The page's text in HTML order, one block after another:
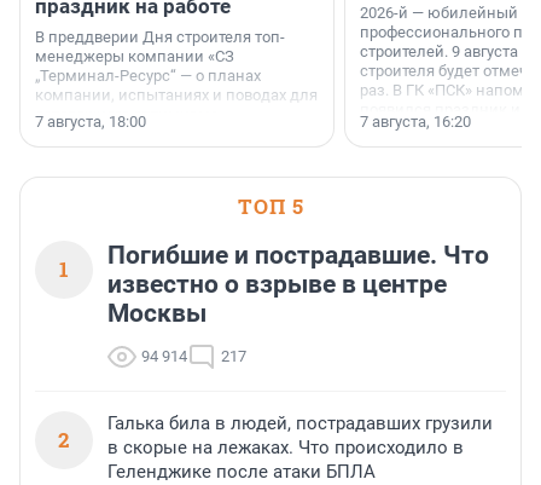
праздник на работе
В преддверии Дня строителя топ-
менеджеры компании «СЗ
„Терминал-Ресурс“ — о планах
компании, испытаниях и поводах для
осторожного оптимизма.
7 августа, 18:00
2026-й — юбилейный
профессионального
строителей. 9 августа
строителя будет
раз. В ГК «ПСК»
поменялась роль
7 августа, 16:20
ТОП 5
1
Погибшие и пострадавшие. Что
известно о взрыве в центре
Москвы
94 914 217
2
Галька била в людей, пострадавших грузили
в скорые на лежаках. Что происходило в
Геленджике после атаки БПЛА